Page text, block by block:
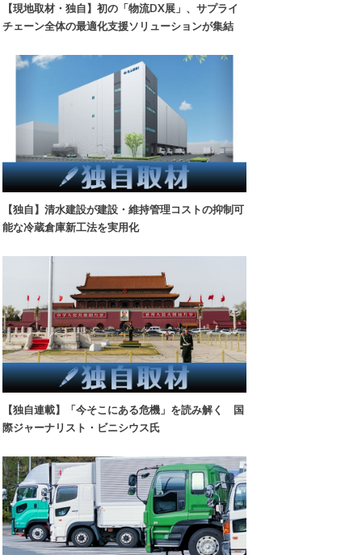
【現地取材・独自】初の「物流DX展」、サプライ
チェーン全体の最適化支援ソリューションが集結
【独自】清水建設が建設・維持管理コストの抑制可
能な冷蔵倉庫新工法を実用化
【独自連載】「今そこにある危機」を読み解く 国
際ジャーナリスト・ビニシウス氏